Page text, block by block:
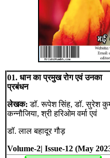
01. धान का प्रमुख रोग एवं उनका
प्रबंधन
लेखक:डॉ. रूपेश सिंह, डॉ. सुरेश
कन्नौजिया, श्री हरिओम वर्मा एवं
डॉ. लाल बहादूर गौड़
Volume-2| Issue-12 (May